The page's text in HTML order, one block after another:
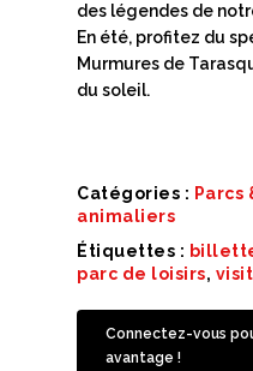
des légendes de
En été, profitez du
Murmures de
du soleil.
Catégories : Parcs
animaliers
Étiquettes :
parc de loisirs,
Connectez-vous
avantage !